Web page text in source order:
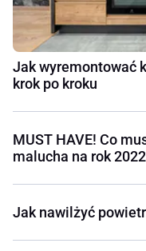
Jak wyremontować
krok po kroku
MUST HAVE! Co
malucha na rok
Jak nawilżyć